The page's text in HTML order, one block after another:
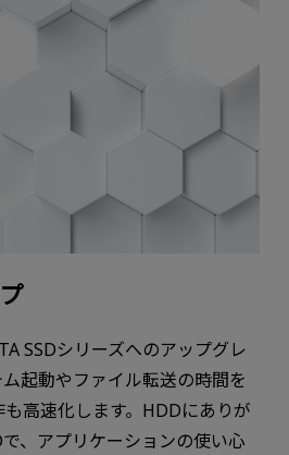
SSDシリーズへのアップグレ
起動やファイル転送の時間を
高速化します。HDDにありが
、アプリケーションの使い心